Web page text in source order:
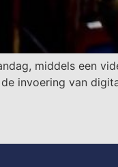
middels een
invoering van